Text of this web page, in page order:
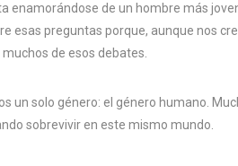
enamorándose de un hombre más
esas preguntas porque, aunque nos
de esos debates.
un solo género: el género humano.
sobrevivir en este mismo mundo.